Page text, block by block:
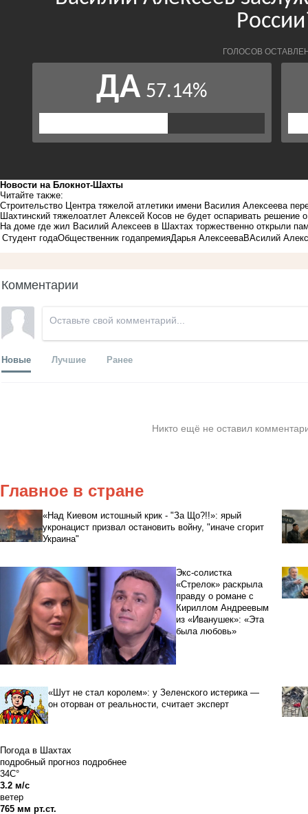
Новости на Блoкнoт-Шахты
Читайте также:
Строительство Центра тяжелой атлетики имени Василия Алексеева
Шахтинский тяжелоатлет Алексей Косов не будет оспаривать решение
На доме где жил Василий Алексеев в Шахтах торжественно открыли
Студент годаОбщественник годапремияДарья АлексееваВАсилий
Комментарии
Новые Лучшие Ранее
Никто ещё не оставил
Главное в стране
«Над Киевом истошный крик - "За Що?!!»: ярый
укронацист призвал остановить войну, "иначе сгорит
Украина"
Экс-солистка
«Стрелок» раскрыла
правду о романе с
Кириллом Андреевым
из «Иванушек»: «Эта
была любовь»
«Шут не стал королем»: у Зеленского истерика —
он оторван от реальности, считает эксперт
Погода в Шахтах
подробный прогноз подробнее
34C°
3.2 м/с
ветер
765 мм рт.ст.